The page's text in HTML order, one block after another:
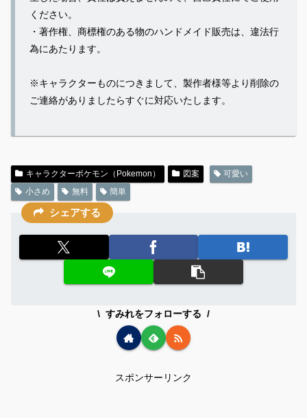
ください。
・著作権、商標権のある物のハンドメイド販売は、違法行
為にあたります。
※キャラクターものにつきまして、製作者様等より削除の
ご連絡がありましたらすぐに対応いたします。
キャラクターポケモン（Pokemon） 図案
可愛い
小さめ
無料 簡単
シェアする
すみれをフォローする
スポンサーリンク